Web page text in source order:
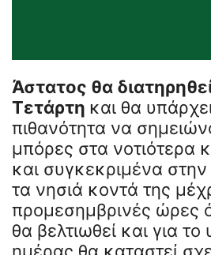
Άστατος θα
Τετάρτη και θα
πιθανότητα να
μπόρες στα νοτιότερα
και συγκεκριμένα
τα νησιά κοντά της
προμεσημβρινές ώρες
θα βελτιωθεί και για
ημέρας θα καταστεί